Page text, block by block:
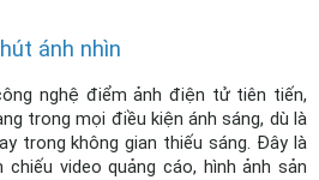
ánh nhìn
nghệ điểm ảnh điện tử tiên tiến,
trong mọi điều kiện ánh sáng, dù là
trong không gian thiếu sáng. Đây là
video quảng cáo, hình ảnh sản